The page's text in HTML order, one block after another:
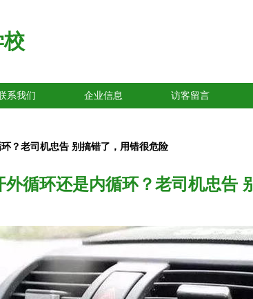
系我们 企业信息 访客留言
？老司机忠告 别搞错了，用错很危险
外循环还是内循环？老司机忠告